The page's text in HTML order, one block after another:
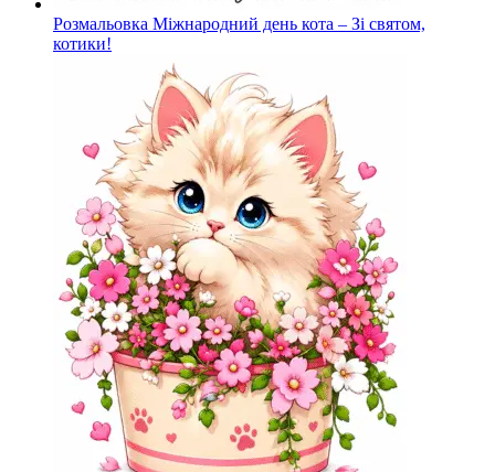
Розмальовка Міжнародний день кота – Зі святом,
котики!